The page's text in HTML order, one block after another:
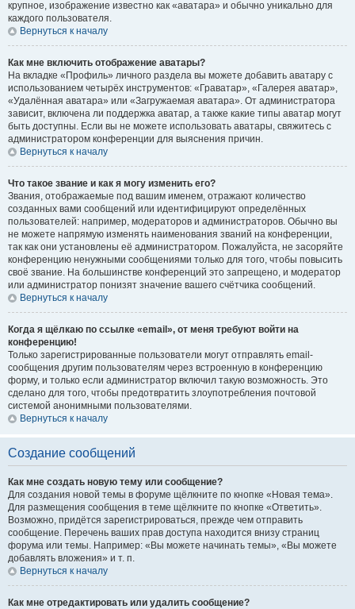
крупное, изображение известно как «аватара» и обычно уникально для
каждого пользователя.
Вернуться к началу
Как мне включить отображение аватары?
На вкладке «Профиль» личного раздела вы можете добавить аватару с
использованием четырёх инструментов: «Граватар», «Галерея аватар»,
«Удалённая аватара» или «Загружаемая аватара». От администратора
зависит, включена ли поддержка аватар, а также какие типы аватар могут
быть доступны. Если вы не можете использовать аватары, свяжитесь с
администратором конференции для выяснения причин.
Вернуться к началу
Что такое звание и как я могу изменить его?
Звания, отображаемые под вашим именем, отражают количество
созданных вами сообщений или идентифицируют определённых
пользователей: например, модераторов и администраторов. Обычно вы
не можете напрямую изменять наименования званий на конференции,
так как они установлены её администратором. Пожалуйста, не засоряйте
конференцию ненужными сообщениями только для того, чтобы повысить
своё звание. На большинстве конференций это запрещено, и модератор
или администратор понизят значение вашего счётчика сообщений.
Вернуться к началу
Когда я щёлкаю по ссылке «email», от меня требуют войти на
конференцию!
Только зарегистрированные пользователи могут отправлять email-
сообщения другим пользователям через встроенную в конференцию
форму, и только если администратор включил такую возможность. Это
сделано для того, чтобы предотвратить злоупотребления почтовой
системой анонимными пользователями.
Вернуться к началу
Создание сообщений
Как мне создать новую тему или сообщение?
Для создания новой темы в форуме щёлкните по кнопке «Новая тема».
Для размещения сообщения в теме щёлкните по кнопке «Ответить».
Возможно, придётся зарегистрироваться, прежде чем отправить
сообщение. Перечень ваших прав доступа находится внизу страниц
форума или темы. Например: «Вы можете начинать темы», «Вы можете
добавлять вложения» и т. п.
Вернуться к началу
Как мне отредактировать или удалить сообщение?